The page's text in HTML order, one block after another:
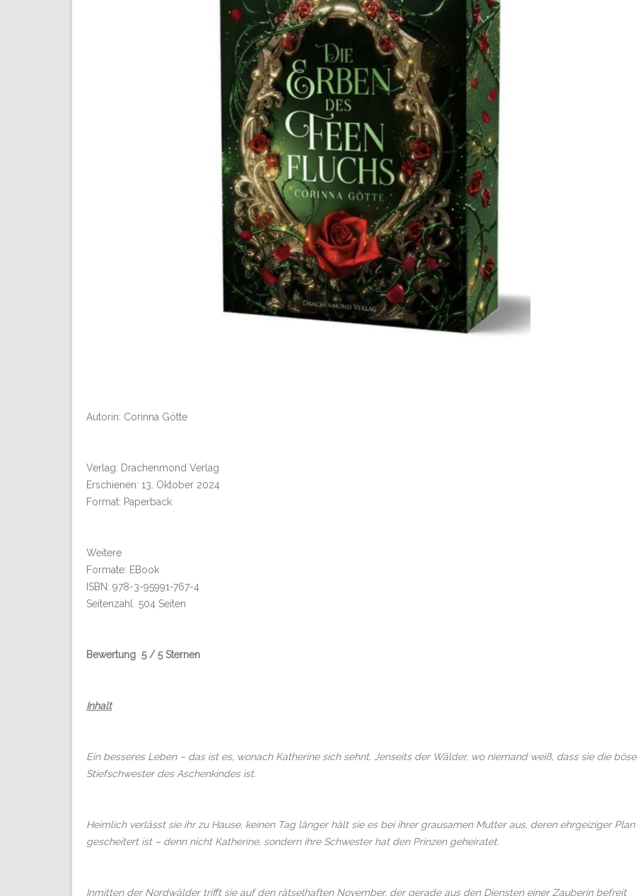
Autorin: Corinna Götte
Verlag: Drachenmond Verlag
Erschienen: 13. Oktober 2024
Format: Paperback
Weitere
Formate: EBook
ISBN: 978-3-95991-767-4
Seitenzahl 504 Seiten
Bewertung 5 / 5 Sternen
Inhalt
Ein besseres Leben – das ist es, wonach Katherine sich sehnt. Jenseits der Wälder, wo niemand weiß, dass sie die böse
Stiefschwester des Aschenkindes ist.
Heimlich verlässt sie ihr zu Hause, keinen Tag länger hält sie es bei ihrer grausamen Mutter aus, deren ehrgeiziger Plan
gescheitert ist – denn nicht Katherine, sondern ihre Schwester hat den Prinzen geheiratet.
Inmitten der Nordwälder trifft sie auf den rätselhaften November, der gerade aus den Diensten einer Zauberin befreit